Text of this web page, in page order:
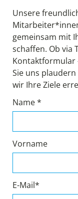
Unsere
gemeinsam mit
schaffen. Ob via
Kontaktformular
Sie uns
wir Ihre Ziele
Name *
Vorname
E-Mail*